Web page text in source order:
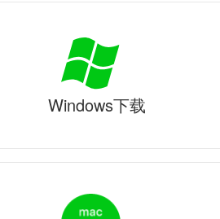
Windows下载